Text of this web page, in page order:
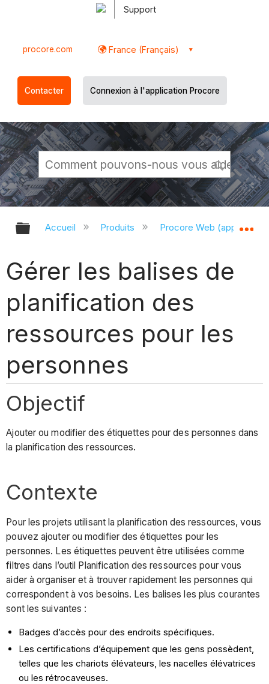
Support
procore.com France (Français)
Contacter Connexion à l'application Procore
Développer/réduire la hiérarchie
Accueil Produits Procore Web
Gérer les balises de
planification des
ressources pour les
personnes
Objectif
Ajouter ou modifier des étiquettes pour des personnes dans
la planification des ressources.
Contexte
Pour les projets utilisant la planification des ressources, vous
pouvez ajouter ou modifier des étiquettes pour les
personnes. Les étiquettes peuvent être utilisées comme
filtres dans l’outil Planification des ressources pour vous
aider à organiser et à trouver rapidement les personnes qui
correspondent à vos besoins. Les balises les plus courantes
sont les suivantes :
Badges d’accès pour des endroits spécifiques.
Les certifications d’équipement que les gens possèdent,
telles que les chariots élévateurs, les nacelles élévatrices
ou les rétrocaveuses.